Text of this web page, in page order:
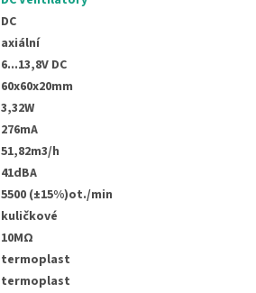
DC
axiální
6...13,8V DC
60x60x20mm
3,32W
276mA
51,82m3/h
41dBA
5500 (±15%)ot./min
kuličkové
10MΩ
termoplast
termoplast